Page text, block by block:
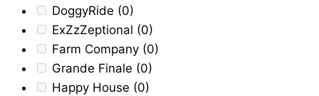
DoggyRide (0)
ExZzZeptional (0)
Farm Company (0)
Grande Finale (0)
Happy House (0)